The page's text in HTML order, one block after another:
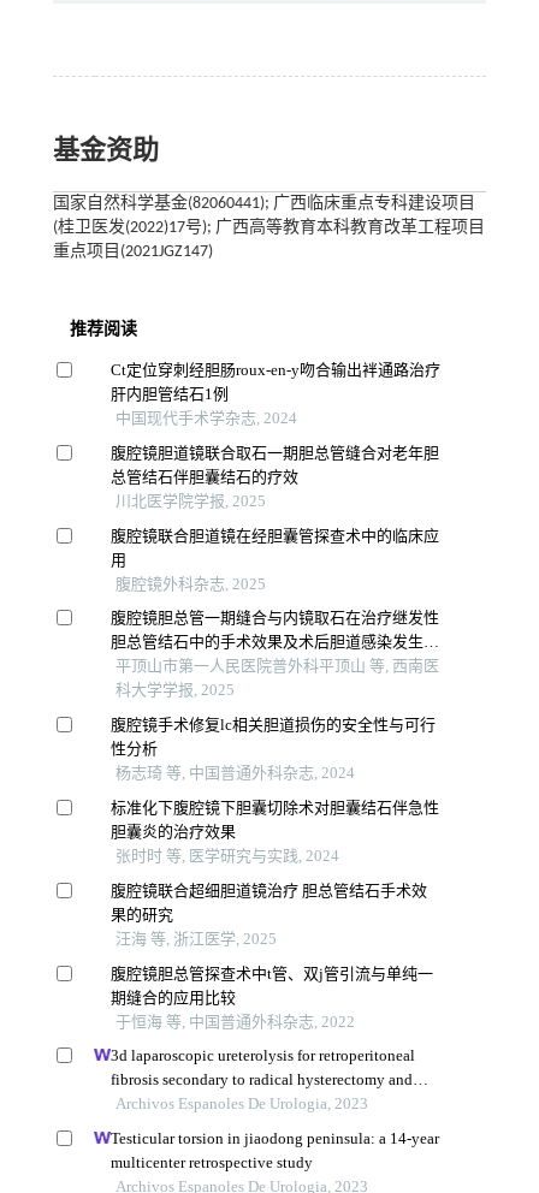
基金资助
国家自然科学基金(82060441); 广西临床重点专科建设项目
(桂卫医发(2022)17号); 广西高等教育本科教育改革工程项目
重点项目(2021JGZ147)